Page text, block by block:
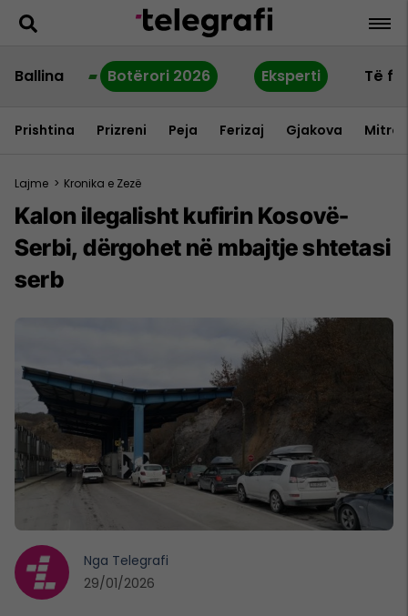
Ballina Botërori 2026 Eksperti Të
Prishtina Prizreni Peja Ferizaj Gjakova
Lajme > Kronika e Zezë
Kalon ilegalisht kufirin Kosovë-
Serbi, dërgohet në mbajtje shtetasi
serb
Nga Telegrafi
29/01/2026